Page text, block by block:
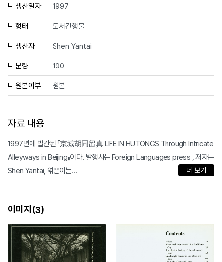
생산일자 1997
형태 도서간행물
생산자 Shen Yantai
분량 190
원본여부 원본
자료 내용
1997년에 발간된 『京城胡同留真 LIFE IN HUTONGS Through Intricate
Alleyways in Beijing』이다. 발행사는 Foreign Languages press , 저자는
Shen Yantai, 엮은이는...
더 보기
이미지(3)